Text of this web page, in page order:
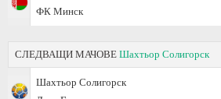
ФК Минск
СЛЕДВАЩИ МАЧОВЕ Шахтьор Солигорск
Шахтьор Солигорск